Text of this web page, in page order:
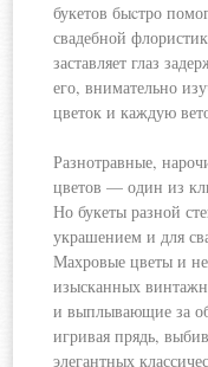
букетов быcтро
свадебной
заставляет глаз
его, внимательно
цветок и каждую
Разнотравные,
цветов — один из
Но букеты разной
украшением и для
Махровые цветы и
изысканных
и выплывающие за
игривая прядь,
элегантных